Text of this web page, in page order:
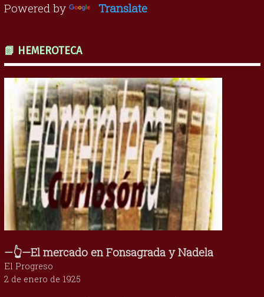
Powered by Translate
📗 HEMEROTECA
—👆—El mercado en Fonsagrada y Nadela
El Progreso
2 de enero de 1925